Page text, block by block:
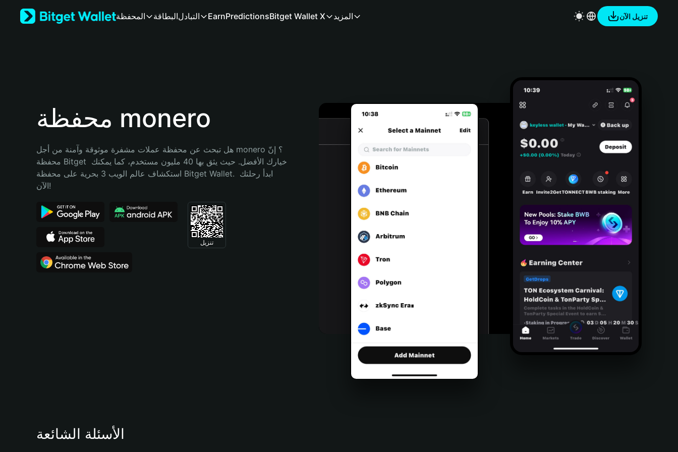
Bahasa Indonesia
Português (Brasil)
المحفظة البطاقةالتبادل EarnPredictionsBitget Wallet X المزيد تنزيل الآن
محفظة monero
هل تبحث عن محفظة عملات مشفرة موثوقة وآمنة من أجل monero؟ إنّ
محفظة Bitget خيارك الأفضل. حيث يثق بها 40 مليون مستخدم، كما يمكنك
استكشاف عالم الويب 3 بحرية على محفظة Bitget Wallet. ابدأ رحلتك
الآن!
تنزيل
الأسئلة الشائعة